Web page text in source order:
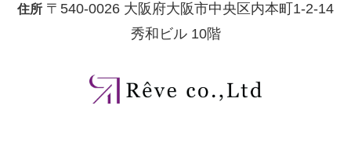
住所 〒540-0026 大阪府大阪市中央区内本町1-2-14
秀和ビル 10階